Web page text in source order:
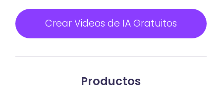
Crear Videos de IA Gratuitos
Productos